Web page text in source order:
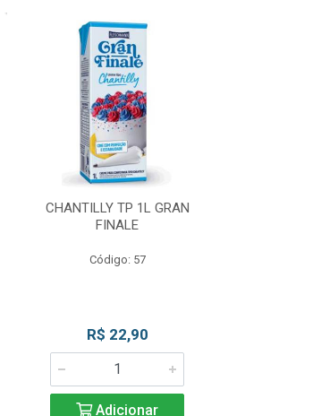
CHANTILLY TP 1L GRAN
FINALE
Código: 57
R$ 22,90
Adicionar